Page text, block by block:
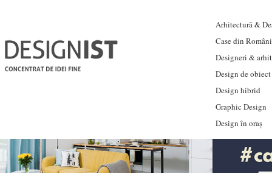
Arhitectură &
Case din
Designeri &
Design de obiect
Design hibrid
Graphic Design
Design în oraș